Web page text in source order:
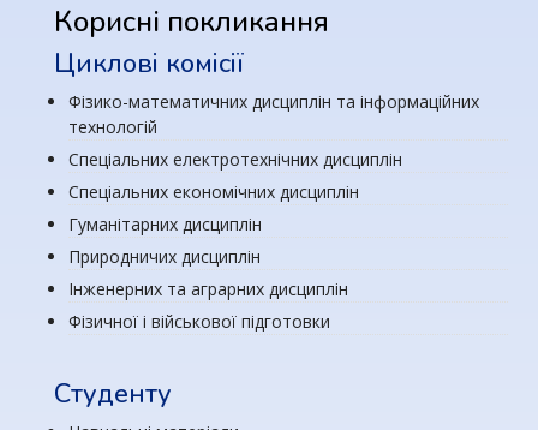
Корисні покликання
Циклові комісії
Фізико-математичних дисциплін та інформаційних
технологій
Спеціальних електротехнічних дисциплін
Спеціальних економічних дисциплін
Гуманітарних дисциплін
Природничих дисциплін
Інженерних та аграрних дисциплін
Фізичної і військової підготовки
Студенту